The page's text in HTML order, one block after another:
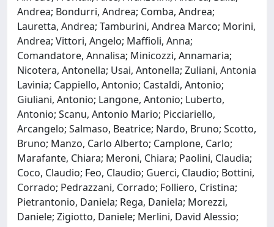
Andrea; Bondurri, Andrea; Comba, Andrea;
Lauretta, Andrea; Tamburini, Andrea Marco; Morini,
Andrea; Vittori, Angelo; Maffioli, Anna;
Comandatore, Annalisa; Minicozzi, Annamaria;
Nicotera, Antonella; Usai, Antonella; Zuliani, Antonia
Lavinia; Cappiello, Antonio; Castaldi, Antonio;
Giuliani, Antonio; Langone, Antonio; Luberto,
Antonio; Scanu, Antonio Mario; Picciariello,
Arcangelo; Salmaso, Beatrice; Nardo, Bruno; Scotto,
Bruno; Manzo, Carlo Alberto; Camplone, Carlo;
Marafante, Chiara; Meroni, Chiara; Paolini, Claudia;
Coco, Claudio; Feo, Claudio; Guerci, Claudio; Bottini,
Corrado; Pedrazzani, Corrado; Folliero, Cristina;
Pietrantonio, Daniela; Rega, Daniela; Morezzi,
Daniele; Zigiotto, Daniele; Merlini, David Alessio;